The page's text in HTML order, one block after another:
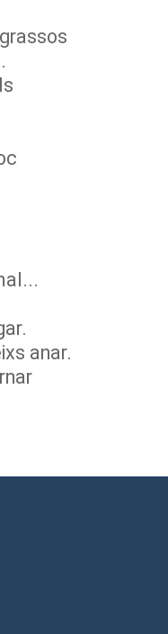
anar.